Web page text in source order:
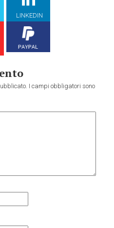
LINKEDIN
I campi obbligatori sono